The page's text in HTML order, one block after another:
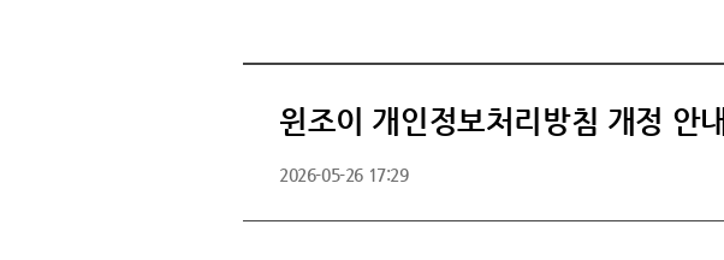
윈조이 개인정보처리방침 개정 안내
2026-05-26 17:29